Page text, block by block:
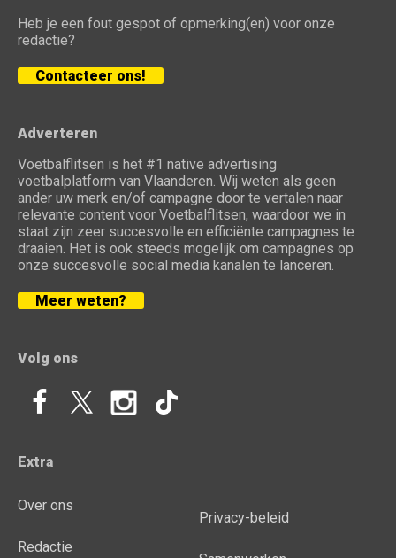
Heb je een fout gespot of opmerking(en) voor onze
redactie?
Contacteer ons!
Adverteren
Voetbalflitsen is het #1 native advertising
voetbalplatform van Vlaanderen. Wij weten als geen
ander uw merk en/of campagne door te vertalen naar
relevante content voor Voetbalflitsen, waardoor we in
staat zijn zeer succesvolle en efficiënte campagnes te
draaien. Het is ook steeds mogelijk om campagnes op
onze succesvolle social media kanalen te lanceren.
Meer weten?
Volg ons
Extra
Over ons
Redactie
Privacy-beleid